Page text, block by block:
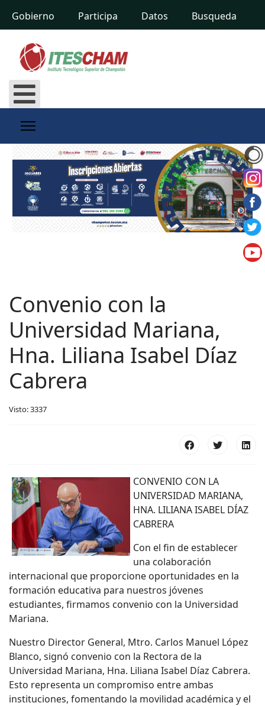
Gobierno Participa Datos Busqueda
Convenio con la
Universidad Mariana,
Hna. Liliana Isabel Díaz
Cabrera
Visto: 3337
CONVENIO CON LA
UNIVERSIDAD MARIANA,
HNA. LILIANA ISABEL DÍAZ
CABRERA
Con el fin de establecer
una colaboración
internacional que proporcione oportunidades en la
formación educativa para nuestros jóvenes
estudiantes, firmamos convenio con la Universidad
Mariana.
Nuestro Director General, Mtro. Carlos Manuel López
Blanco, signó convenio con la Rectora de la
Universidad Mariana, Hna. Liliana Isabel Díaz Cabrera.
Esto representa un compromiso entre ambas
instituciones, fomentando la movilidad académica y el